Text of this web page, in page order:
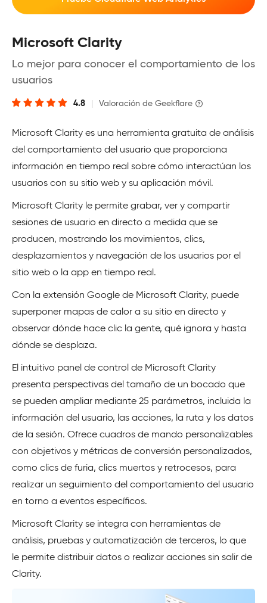
Microsoft Clarity
Lo mejor para conocer el comportamiento de los
usuarios
4.8 Valoración de Geekflare
Microsoft Clarity es una herramienta gratuita de análisis
del comportamiento del usuario que proporciona
información en tiempo real sobre cómo interactúan los
usuarios con su sitio web y su aplicación móvil.
Microsoft Clarity le permite grabar, ver y compartir
sesiones de usuario en directo a medida que se
producen, mostrando los movimientos, clics,
desplazamientos y navegación de los usuarios por el
sitio web o la app en tiempo real.
Con la extensión Google de Microsoft Clarity, puede
superponer mapas de calor a su sitio en directo y
observar dónde hace clic la gente, qué ignora y hasta
dónde se desplaza.
El intuitivo panel de control de Microsoft Clarity
presenta perspectivas del tamaño de un bocado que
se pueden ampliar mediante 25 parámetros, incluida la
información del usuario, las acciones, la ruta y los datos
de la sesión. Ofrece cuadros de mando personalizables
con objetivos y métricas de conversión personalizados,
como clics de furia, clics muertos y retrocesos, para
realizar un seguimiento del comportamiento del usuario
en torno a eventos específicos.
Microsoft Clarity se integra con herramientas de
análisis, pruebas y automatización de terceros, lo que
le permite distribuir datos o realizar acciones sin salir de
Clarity.